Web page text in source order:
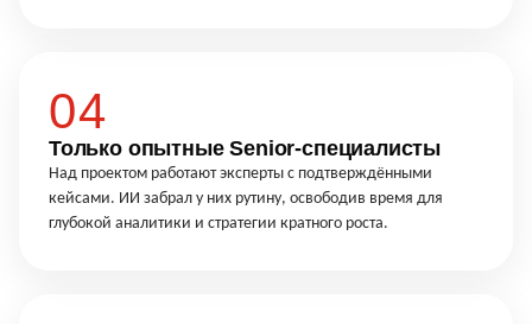
04
Только опытные Senior-специалисты
Над проектом работают эксперты с подтверждёнными
кейсами. ИИ забрал у них рутину, освободив время для
глубокой аналитики и стратегии кратного роста.